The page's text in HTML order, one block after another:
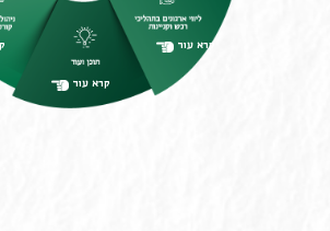
קרא עוד
קרא עוד